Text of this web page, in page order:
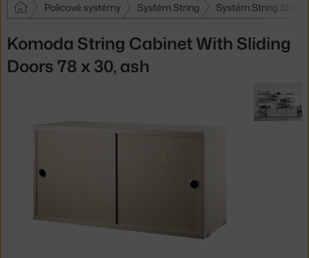
Policové systémy Systém String Systém String String
Komoda String Cabinet With Sliding
Doors 78 x 30, ash